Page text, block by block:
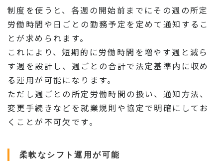
制度を使うと、各週の開始前までにその週の所定
労働時間や日ごとの勤務予定を定めて通知するこ
とが求められます。
これにより、短期的に労働時間を増やす週と減ら
す週を設計し、週ごとの合計で法定基準内に収め
る運用が可能になります。
ただし週ごとの所定労働時間の扱い、通知方法、
変更手続きなどを就業規則や協定で明確にしてお
くことが不可欠です。
柔軟なシフト運用が可能